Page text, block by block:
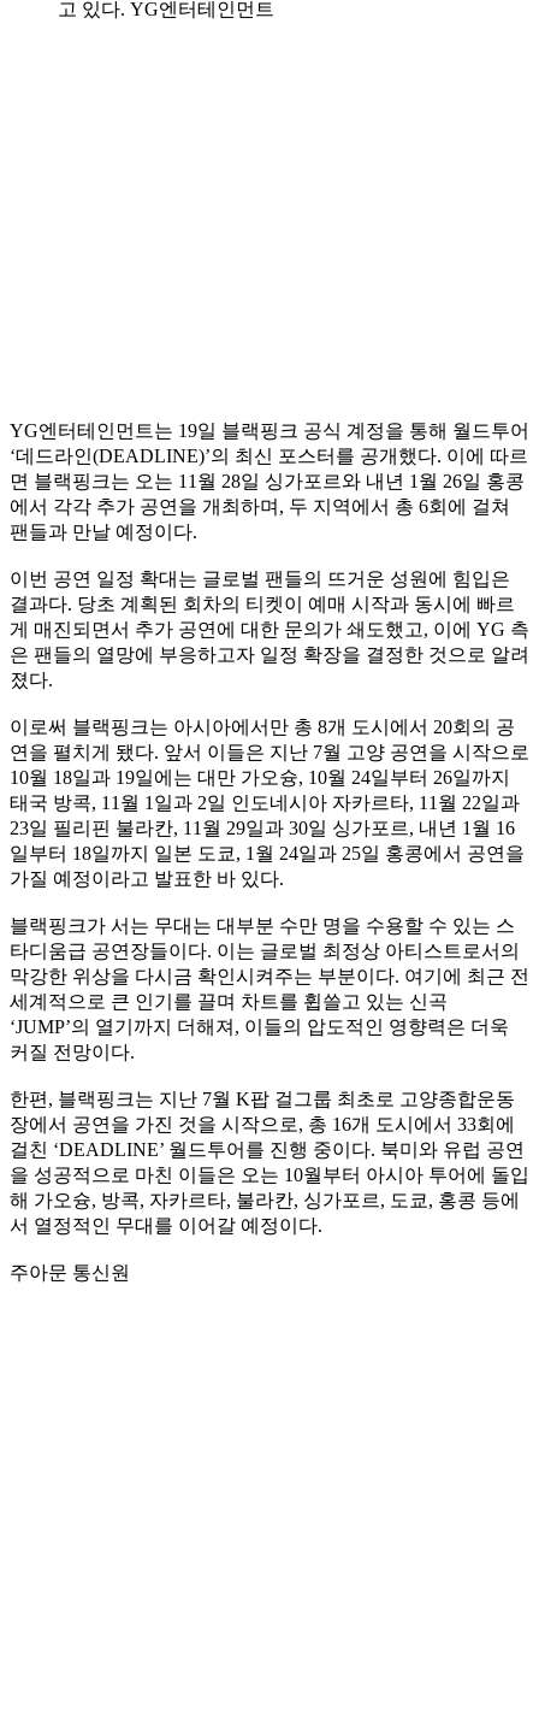
고 있다. YG엔터테인먼트
YG엔터테인먼트는 19일 블랙핑크 공식 계정을 통해 월드투어
‘데드라인(DEADLINE)’의 최신 포스터를 공개했다. 이에 따르
면 블랙핑크는 오는 11월 28일 싱가포르와 내년 1월 26일 홍콩
에서 각각 추가 공연을 개최하며, 두 지역에서 총 6회에 걸쳐
팬들과 만날 예정이다.
이번 공연 일정 확대는 글로벌 팬들의 뜨거운 성원에 힘입은
결과다. 당초 계획된 회차의 티켓이 예매 시작과 동시에 빠르
게 매진되면서 추가 공연에 대한 문의가 쇄도했고, 이에 YG 측
은 팬들의 열망에 부응하고자 일정 확장을 결정한 것으로 알려
졌다.
이로써 블랙핑크는 아시아에서만 총 8개 도시에서 20회의 공
연을 펼치게 됐다. 앞서 이들은 지난 7월 고양 공연을 시작으로
10월 18일과 19일에는 대만 가오슝, 10월 24일부터 26일까지
태국 방콕, 11월 1일과 2일 인도네시아 자카르타, 11월 22일과
23일 필리핀 불라칸, 11월 29일과 30일 싱가포르, 내년 1월 16
일부터 18일까지 일본 도쿄, 1월 24일과 25일 홍콩에서 공연을
가질 예정이라고 발표한 바 있다.
블랙핑크가 서는 무대는 대부분 수만 명을 수용할 수 있는 스
타디움급 공연장들이다. 이는 글로벌 최정상 아티스트로서의
막강한 위상을 다시금 확인시켜주는 부분이다. 여기에 최근 전
세계적으로 큰 인기를 끌며 차트를 휩쓸고 있는 신곡
‘JUMP’의 열기까지 더해져, 이들의 압도적인 영향력은 더욱
커질 전망이다.
한편, 블랙핑크는 지난 7월 K팝 걸그룹 최초로 고양종합운동
장에서 공연을 가진 것을 시작으로, 총 16개 도시에서 33회에
걸친 ‘DEADLINE’ 월드투어를 진행 중이다. 북미와 유럽 공연
을 성공적으로 마친 이들은 오는 10월부터 아시아 투어에 돌입
해 가오슝, 방콕, 자카르타, 불라칸, 싱가포르, 도쿄, 홍콩 등에
서 열정적인 무대를 이어갈 예정이다.
주아문 통신원